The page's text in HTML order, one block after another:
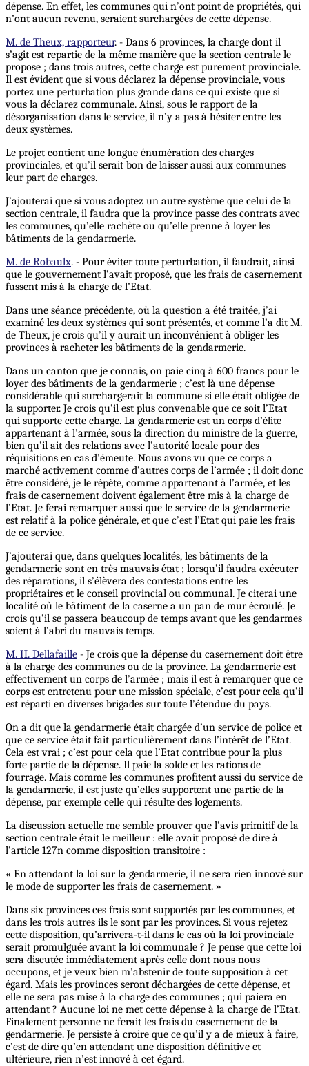
dépense. En effet, les communes qui n’ont point de propriétés, qui
n’ont aucun revenu, seraient surchargées de cette dépense.
M. de Theux, rapporteur. - Dans 6 provinces, la charge dont il
s’agit est repartie de la même manière que la section centrale le
propose ; dans trois autres, cette charge est purement provinciale.
Il est évident que si vous déclarez la dépense provinciale, vous
portez une perturbation plus grande dans ce qui existe que si
vous la déclarez communale. Ainsi, sous le rapport de la
désorganisation dans le service, il n’y a pas à hésiter entre les
deux systèmes.
Le projet contient une longue énumération des charges
provinciales, et qu’il serait bon de laisser aussi aux communes
leur part de charges.
J’ajouterai que si vous adoptez un autre système que celui de la
section centrale, il faudra que la province passe des contrats avec
les communes, qu’elle rachète ou qu’elle prenne à loyer les
bâtiments de la gendarmerie.
M. de Robaulx. - Pour éviter toute perturbation, il faudrait, ainsi
que le gouvernement l’avait proposé, que les frais de casernement
fussent mis à la charge de l’Etat.
Dans une séance précédente, où la question a été traitée, j’ai
examiné les deux systèmes qui sont présentés, et comme l’a dit M.
de Theux, je crois qu’il y aurait un inconvénient à obliger les
provinces à racheter les bâtiments de la gendarmerie.
Dans un canton que je connais, on paie cinq à 600 francs pour le
loyer des bâtiments de la gendarmerie ; c’est là une dépense
considérable qui surchargerait la commune si elle était obligée de
la supporter. Je crois qu’il est plus convenable que ce soit l’Etat
qui supporte cette charge. La gendarmerie est un corps d’élite
appartenant à l’armée, sous la direction du ministre de la guerre,
bien qu’il ait des relations avec l’autorité locale pour des
réquisitions en cas d’émeute. Nous avons vu que ce corps a
marché activement comme d’autres corps de l’armée ; il doit donc
être considéré, je le répète, comme appartenant à l’armée, et les
frais de casernement doivent également être mis à la charge de
l’Etat. Je ferai remarquer aussi que le service de la gendarmerie
est relatif à la police générale, et que c’est l’Etat qui paie les frais
de ce service.
J’ajouterai que, dans quelques localités, les bâtiments de la
gendarmerie sont en très mauvais état ; lorsqu’il faudra exécuter
des réparations, il s’élèvera des contestations entre les
propriétaires et le conseil provincial ou communal. Je citerai une
localité où le bâtiment de la caserne a un pan de mur écroulé. Je
crois qu’il se passera beaucoup de temps avant que les gendarmes
soient à l’abri du mauvais temps.
M. H. Dellafaille - Je crois que la dépense du casernement doit être
à la charge des communes ou de la province. La gendarmerie est
effectivement un corps de l’armée ; mais il est à remarquer que ce
corps est entretenu pour une mission spéciale, c’est pour cela qu’il
est réparti en diverses brigades sur toute l’étendue du pays.
On a dit que la gendarmerie était chargée d’un service de police et
que ce service était fait particulièrement dans l’intérêt de l’Etat.
Cela est vrai ; c’est pour cela que l’Etat contribue pour la plus
forte partie de la dépense. Il paie la solde et les rations de
fourrage. Mais comme les communes profitent aussi du service de
la gendarmerie, il est juste qu’elles supportent une partie de la
dépense, par exemple celle qui résulte des logements.
La discussion actuelle me semble prouver que l’avis primitif de la
section centrale était le meilleur : elle avait proposé de dire à
l’article 127n comme disposition transitoire :
« En attendant la loi sur la gendarmerie, il ne sera rien innové sur
le mode de supporter les frais de casernement. »
Dans six provinces ces frais sont supportés par les communes, et
dans les trois autres ils le sont par les provinces. Si vous rejetez
cette disposition, qu’arrivera-t-il dans le cas où la loi provinciale
serait promulguée avant la loi communale ? Je pense que cette loi
sera discutée immédiatement après celle dont nous nous
occupons, et je veux bien m’abstenir de toute supposition à cet
égard. Mais les provinces seront déchargées de cette dépense, et
elle ne sera pas mise à la charge des communes ; qui paiera en
attendant ? Aucune loi ne met cette dépense à la charge de l’Etat.
Finalement personne ne ferait les frais du casernement de la
gendarmerie. Je persiste à croire que ce qu’il y a de mieux à faire,
c’est de dire qu’en attendant une disposition définitive et
ultérieure, rien n’est innové à cet égard.